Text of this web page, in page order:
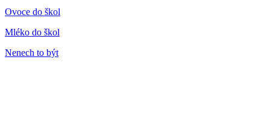
Ovoce do škol
Mléko do škol
Nenech to být